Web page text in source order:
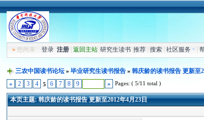
» 您尚未登录 注册 |返回主站 |研究生读书 |推荐 |搜索 |社区服务 |
三农中国读书论坛»毕业研究生读书报告 »韩庆龄的读书报告 更新至
«
2 3 4 5 6 7 8 9 » Pages: ( 5/11 total )
本页主题:韩庆龄的读书报告 更新至2012年4月23日